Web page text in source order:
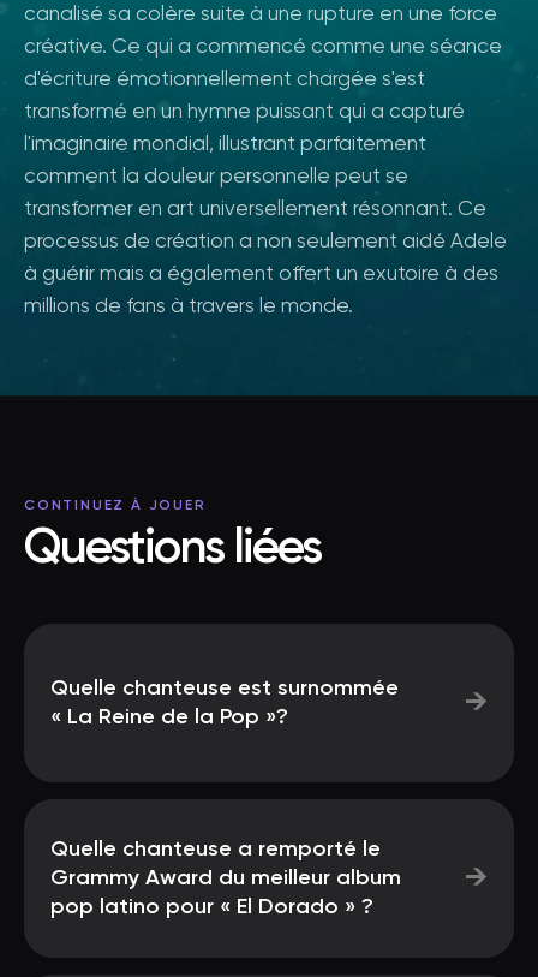
canalisé sa colère suite à une rupture en une force
créative. Ce qui a commencé comme une séance
d'écriture émotionnellement chargée s'est
transformé en un hymne puissant qui a capturé
l'imaginaire mondial, illustrant parfaitement
comment la douleur personnelle peut se
transformer en art universellement résonnant. Ce
processus de création a non seulement aidé Adele
à guérir mais a également offert un exutoire à des
millions de fans à travers le monde.
CONTINUEZ À JOUER
Questions liées
Quelle chanteuse est surnommée
« La Reine de la Pop »?
→
Quelle chanteuse a remporté le
Grammy Award du meilleur album
pop latino pour « El Dorado » ?
→